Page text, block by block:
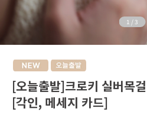
1 / 3
[오늘출발]크로키 실버목
[각인, 메세지 카드]